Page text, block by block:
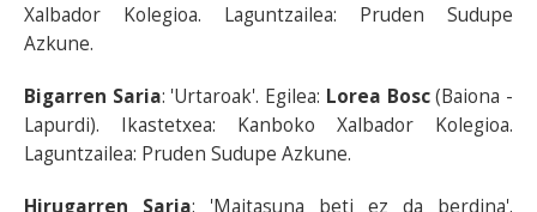
Xalbador Kolegioa. Laguntzailea: Pruden Sudupe
Azkune.
Bigarren Saria: 'Urtaroak'. Egilea: Lorea Bosc(Baiona -
Lapurdi). Ikastetxea: Kanboko Xalbador Kolegioa.
Laguntzailea: Pruden Sudupe Azkune.
Hirugarren Saria: 'Maitasuna beti ez da berdina'.